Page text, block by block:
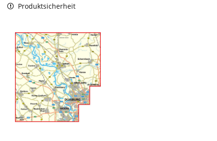
Produktsicherheit